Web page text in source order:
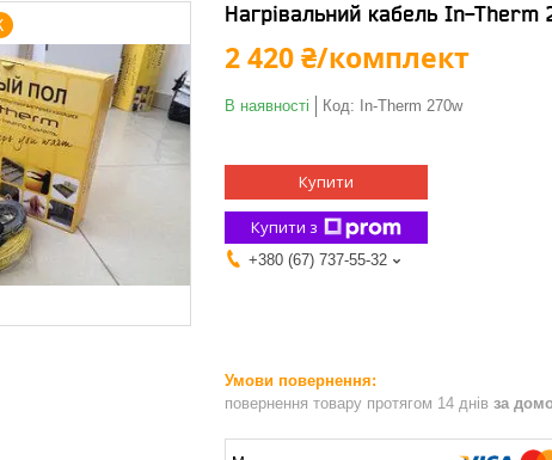
Нагрівальний кабель In-Therm
2 420 ₴/комплект
В наявності Код: In-Therm 270w
Купити
Купити з
+380 (67) 737-55-32
повернення товару протягом 14 днів за